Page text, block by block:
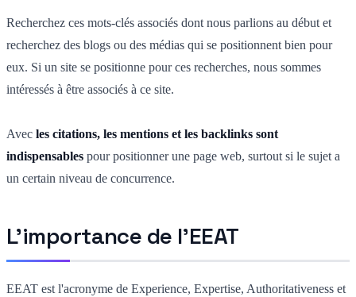
Recherchez ces mots-clés associés dont nous parlions au début et
recherchez des blogs ou des médias qui se positionnent bien pour
eux. Si un site se positionne pour ces recherches, nous sommes
intéressés à être associés à ce site.
Avec les citations, les mentions et les backlinks sont
indispensables pour positionner une page web, surtout si le sujet a
un certain niveau de concurrence.
L'importance de l'EEAT
EEAT est l'acronyme de Experience, Expertise, Authoritativeness et